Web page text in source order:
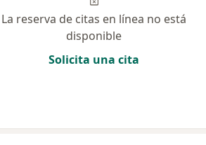
La reserva de citas en línea no está
disponible
Solicita una cita